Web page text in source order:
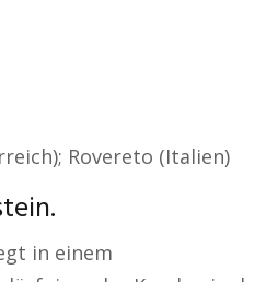
Rovereto (Italien)
in einem